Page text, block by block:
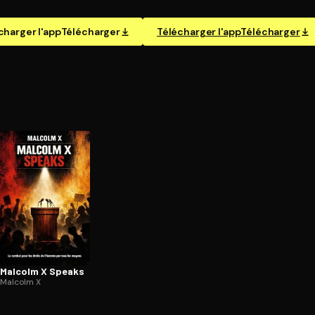
l'appTélécharger Télécharger l'appTélécharger
Malcolm X Speaks
Malcolm X